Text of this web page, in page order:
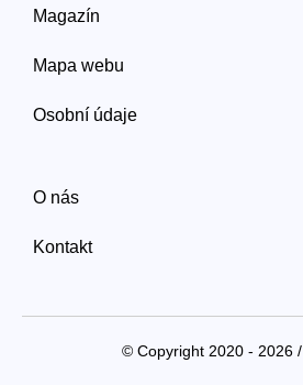
Magazín
Mapa webu
Osobní údaje
O nás
Kontakt
© Copyright 2020 - 2026 /